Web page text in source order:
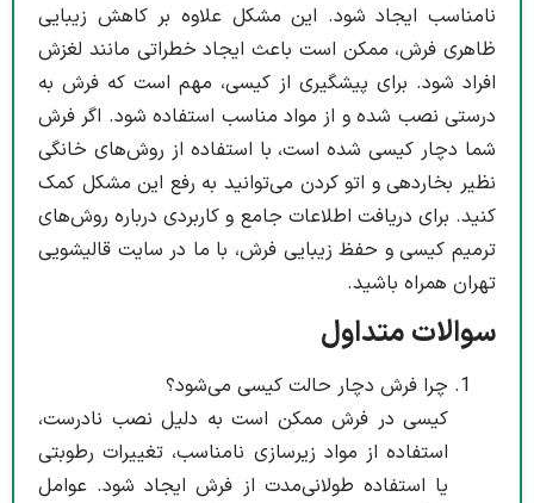
نامناسب ایجاد شود. این مشکل علاوه بر کاهش زیبایی
ظاهری فرش، ممکن است باعث ایجاد خطراتی مانند لغزش
افراد شود. برای پیشگیری از کیسی، مهم است که فرش به
درستی نصب شده و از مواد مناسب استفاده شود. اگر فرش
شما دچار کیسی شده است، با استفاده از روش‌های خانگی
نظیر بخاردهی و اتو کردن می‌توانید به رفع این مشکل کمک
کنید. برای دریافت اطلاعات جامع و کاربردی درباره روش‌های
ترمیم کیسی و حفظ زیبایی فرش، با ما در سایت قالیشویی
تهران همراه باشید.
سوالات متداول
چرا فرش دچار حالت کیسی می‌شود؟
کیسی در فرش ممکن است به دلیل نصب نادرست،
استفاده از مواد زیرسازی نامناسب، تغییرات رطوبتی
یا استفاده طولانی‌مدت از فرش ایجاد شود. عوامل